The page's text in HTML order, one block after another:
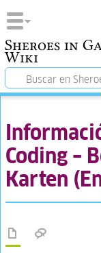
Sheroes in
Wiki
Coding –
Karten